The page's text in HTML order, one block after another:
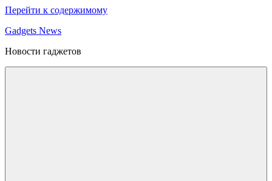
Перейти к содержимому
Gadgets News
Новости гаджетов